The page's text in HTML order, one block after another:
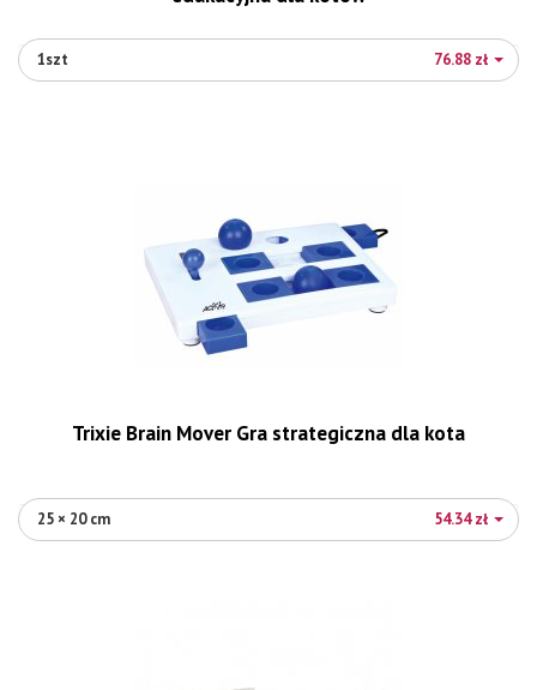
1szt 76.88 zł
Trixie Brain Mover Gra strategiczna dla kota
25 × 20 cm 54.34 zł